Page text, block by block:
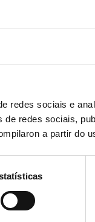
redes sociais e
redes sociais,
a partir do